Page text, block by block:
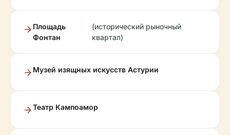
Площадь
Фонтан
(исторический рыночный
квартал)
Музей изящных искусств Астурии
Театр Кампоамор